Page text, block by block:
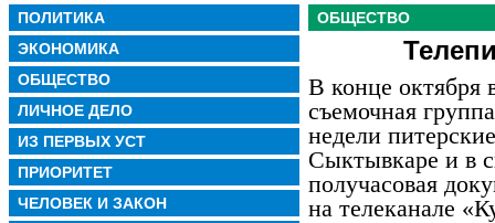
ПОЛИТИКА
ЭКОНОМИКА
ОБЩЕСТВО
ЛИЧНОЕ ДЕЛО
ИЗ ПЕРВЫХ УСТ
ПРИОРИТЕТ
ЧЕЛОВЕК И ЗАКОН
ОБЩЕСТВО
В конце октября
съемочная
недели
Сыктывкаре и в
получасовая
на телеканале